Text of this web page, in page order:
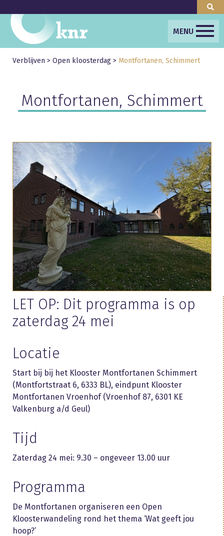
MENU
Verblijven > Open kloosterdag > Montfortanen, Schimmert
Montfortanen, Schimmert
LET OP: Dit programma is op
zaterdag 24 mei
Locatie
Start bij bij het Klooster Montfortanen Schimmert
(Montfortstraat 6, 6333 BL), eindpunt Klooster
Montfortanen Vroenhof (Vroenhof 87, 6301 KE
Valkenburg a/d Geul)
Tijd
Zaterdag 24 mei: 9.30 – ongeveer 13.00 uur
Programma
De Montfortanen organiseren een Open
Kloosterwandeling rond het thema ‘Wat geeft jou
hoop?’